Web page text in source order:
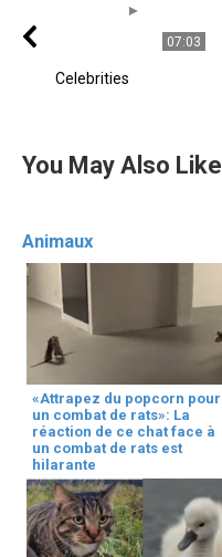
07:03
Celebrities
You May Also Like
Animaux
«Attrapez du popcorn pour
un combat de rats»: La
réaction de ce chat face à
un combat de rats est
hilarante